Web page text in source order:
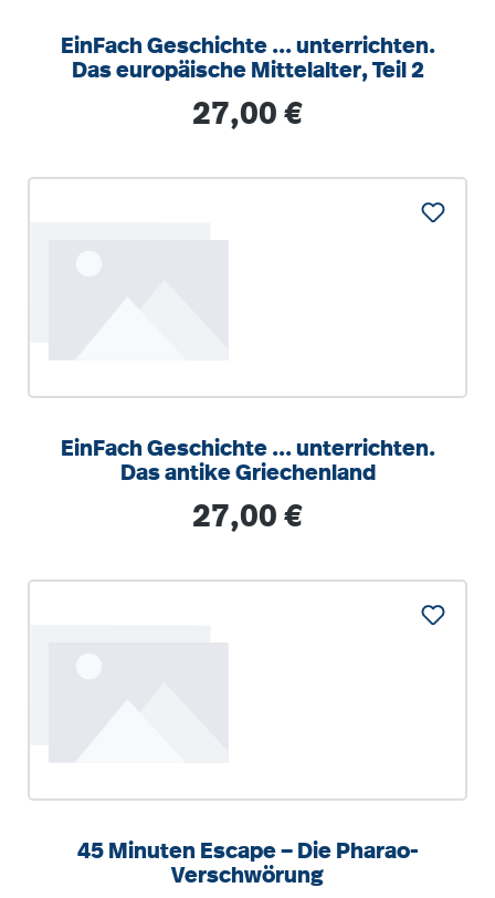
EinFach Geschichte ... unterrichten.
Das europäische Mittelalter, Teil 2
Regulärer Preis:
27,00 €
EinFach Geschichte ... unterrichten.
Das antike Griechenland
Regulärer Preis:
27,00 €
45 Minuten Escape – Die Pharao-
Verschwörung